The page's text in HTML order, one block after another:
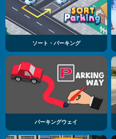
ソート・パーキング
パーキングウェイ